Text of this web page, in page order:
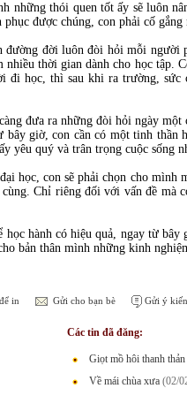
những thói quen tốt ấy sẽ luôn
được chúng, con phải cố
đường đời luôn đòi hỏi mỗi
thời gian dành cho học tập.
đi học, thì sau khi ra trường, sức
đưa ra những đòi hỏi ngày
giờ, con cần có một tinh thần
yêu quý và trân trọng cuộc sống
học, con sẽ phải chọn cho
Chỉ riêng đối với vấn đề mà
hành có hiệu quả, ngay từ
bản thân mình những kinh
in Gửi cho bạn bè Gửi ý kiến
Các tin đã đăng:
Giọt mồ hôi thanh thản
Về mái chùa xưa (02/